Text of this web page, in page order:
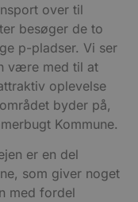
over til
besøger de to
p-pladser. Vi ser
være med til at
oplevelse
byder på,
Kommune.
er en del
som giver noget
med fordel